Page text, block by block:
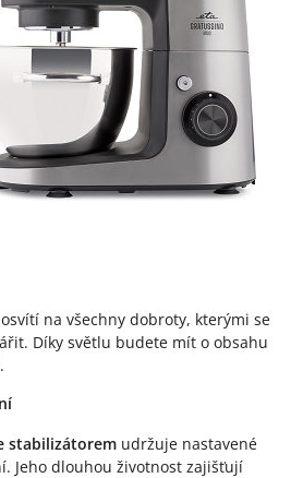
na všechny dobroty, kterými se
Díky světlu budete mít o obsahu
stabilizátorem udržuje nastavené
Jeho dlouhou životnost zajišťují